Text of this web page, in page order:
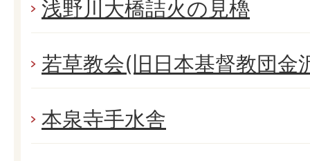
浅野川大橋詰火の見櫓
若草教会(旧日本基督教団金
本泉寺手水舎